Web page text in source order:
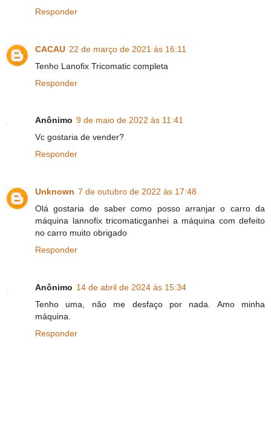
Responder
CACAU 22 de março de 2021 às 16:11
Tenho Lanofix Tricomatic completa
Responder
Anônimo 9 de maio de 2022 às 11:41
Vc gostaria de vender?
Responder
Unknown 7 de outubro de 2022 às 17:48
Olá gostaria de saber como posso arranjar o carro da
máquina lannofix tricomaticganhei a máquina com defeito
no carro muito obrigado
Responder
Anônimo 14 de abril de 2024 às 15:34
Tenho uma, não me desfaço por nada. Amo minha
máquina.
Responder